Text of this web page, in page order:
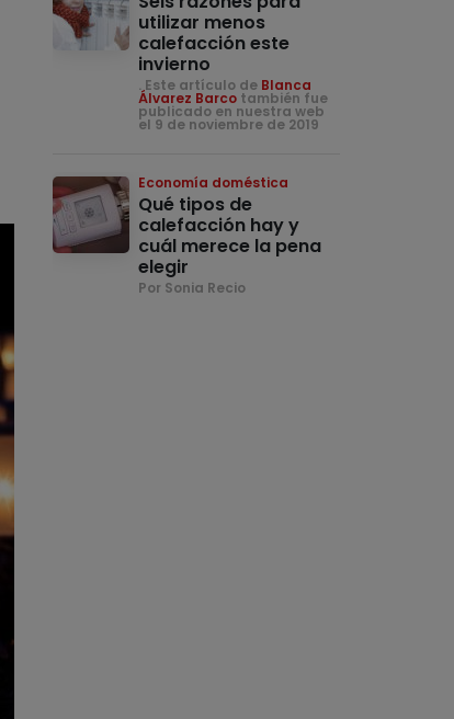
utilizar menos
calefacción este
invierno
. Este artículo de Blanca
Álvarez Barco también fue
publicado en nuestra web
el 9 de noviembre de 2019
Economía doméstica
Qué tipos de
calefacción hay y
cuál merece la pena
elegir
Por Sonia Recio